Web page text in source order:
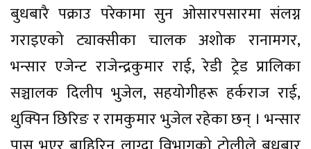
बुधबारै पक्राउ परेकामा सुन ओसारपसारमा संलग्न
गराइएको ट्याक्सीका चालक अशोक रानामगर,
भन्सार एजेन्ट राजेन्द्रकुमार राई, रेडी ट्रेड प्रालिका
सञ्चालक दिलीप भुजेल, सहयोगीहरू हर्कराज राई,
थुक्पिन छिरिङ र रामकुमार भुजेल रहेका छन् । भन्सार